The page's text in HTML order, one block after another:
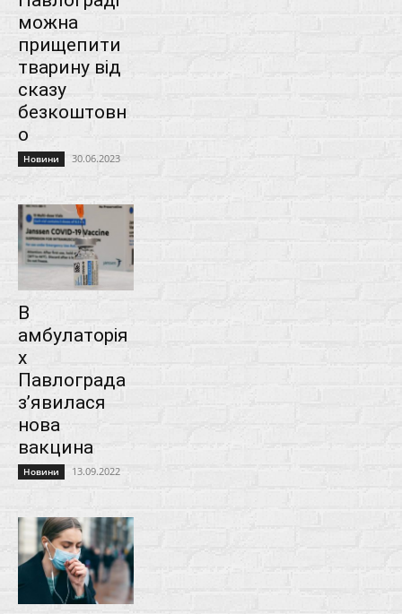
можна
прищепити
тварину від
сказу
безкоштовн
о
Новини 30.06.2023
В
амбулаторія
х
Павлограда
з’явилася
нова
вакцина
Новини 13.09.2022